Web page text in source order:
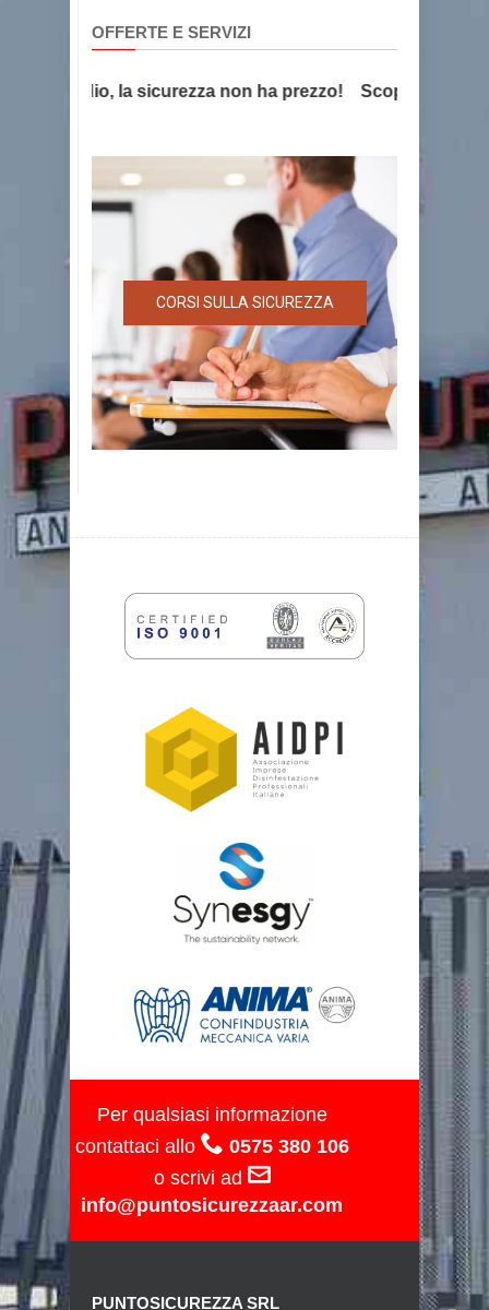
OFFERTE E SERVIZI
la sicurezza non ha prezzo! Scopri l'offerta
CORSI SULLA SICUREZZA
Per qualsiasi informazione
contattaci allo
0575 380 106
o scrivi ad
info@puntosicurezzaar.com
PUNTOSICUREZZA SRL